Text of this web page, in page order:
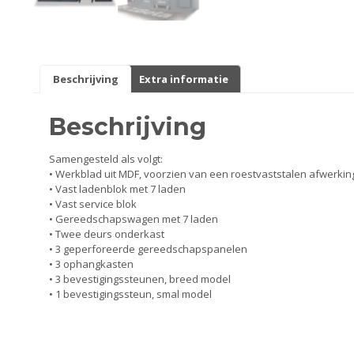
Smeer- en onderhoudsproducten
Beugels en dragers
Koffers en manden
Sloten
Toebehoren en accessoires
Werkplaats en gereedschap
Smeren
Beschrijving Extra informatie
Beschrijving
Samengesteld als volgt:
• Werkblad uit MDF, voorzien van een roestvaststalen
• Vast ladenblok met 7 laden
• Vast service blok
• Gereedschapswagen met 7 laden
• Twee deurs onderkast
• 3 geperforeerde gereedschapspanelen
• 3 ophangkasten
• 3 bevestigingssteunen, breed model
• 1 bevestigingssteun, smal model